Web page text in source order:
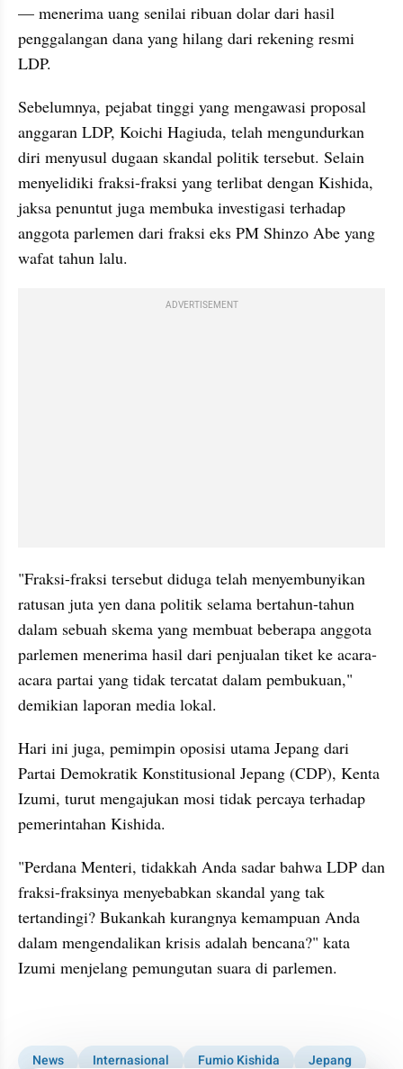
— menerima uang senilai ribuan dolar dari hasil
penggalangan dana yang hilang dari rekening resmi
LDP.
Sebelumnya, pejabat tinggi yang mengawasi proposal
anggaran LDP, Koichi Hagiuda, telah mengundurkan
diri menyusul dugaan skandal politik tersebut. Selain
menyelidiki fraksi-fraksi yang terlibat dengan Kishida,
jaksa penuntut juga membuka investigasi terhadap
anggota parlemen dari fraksi eks PM Shinzo Abe yang
wafat tahun lalu.
ADVERTISEMENT
"Fraksi-fraksi tersebut diduga telah menyembunyikan
ratusan juta yen dana politik selama bertahun-tahun
dalam sebuah skema yang membuat beberapa anggota
parlemen menerima hasil dari penjualan tiket ke acara-
acara partai yang tidak tercatat dalam pembukuan,"
demikian laporan media lokal.
Hari ini juga, pemimpin oposisi utama Jepang dari
Partai Demokratik Konstitusional Jepang (CDP), Kenta
Izumi, turut mengajukan mosi tidak percaya terhadap
pemerintahan Kishida.
"Perdana Menteri, tidakkah Anda sadar bahwa LDP dan
fraksi-fraksinya menyebabkan skandal yang tak
tertandingi? Bukankah kurangnya kemampuan Anda
dalam mengendalikan krisis adalah bencana?" kata
Izumi menjelang pemungutan suara di parlemen.
News Internasional Fumio Kishida Jepang